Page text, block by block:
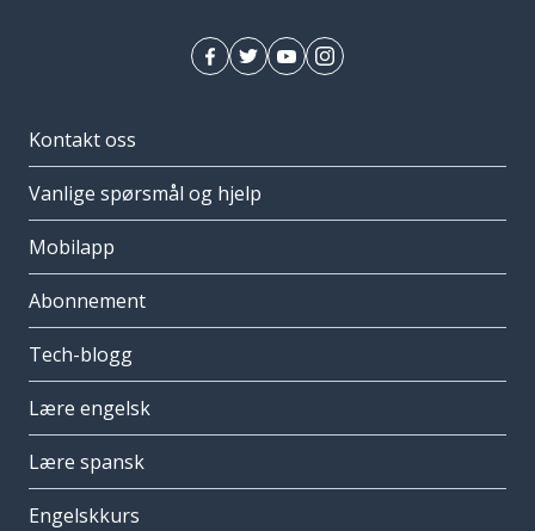
Kontakt oss
Vanlige spørsmål og hjelp
Mobilapp
Abonnement
Tech-blogg
Lære engelsk
Lære spansk
Engelskkurs